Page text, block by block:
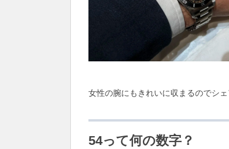
女性の腕にもきれいに収まるのでシ
54って何の数字？